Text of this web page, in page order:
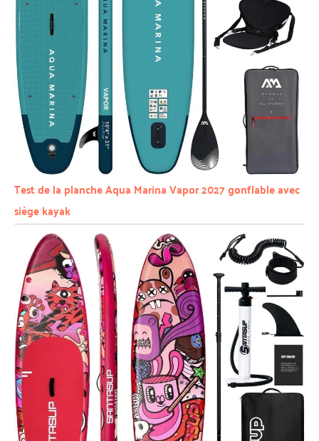
Test de la planche Aqua Marina Vapor 2027 gonflable avec
siège kayak